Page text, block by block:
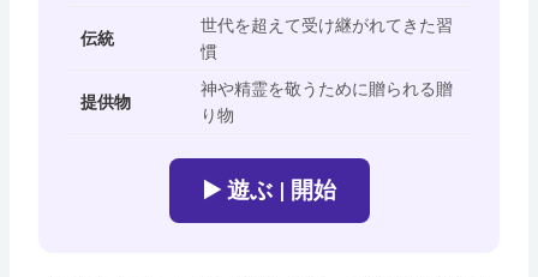
伝統
世代を超えて受け継がれてきた習
慣
提供物
神や精霊を敬うために贈られる贈
り物
▶️ 遊ぶ | 開始